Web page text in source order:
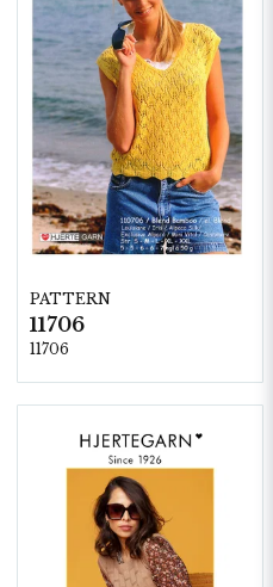
PATTERN
11706
11706